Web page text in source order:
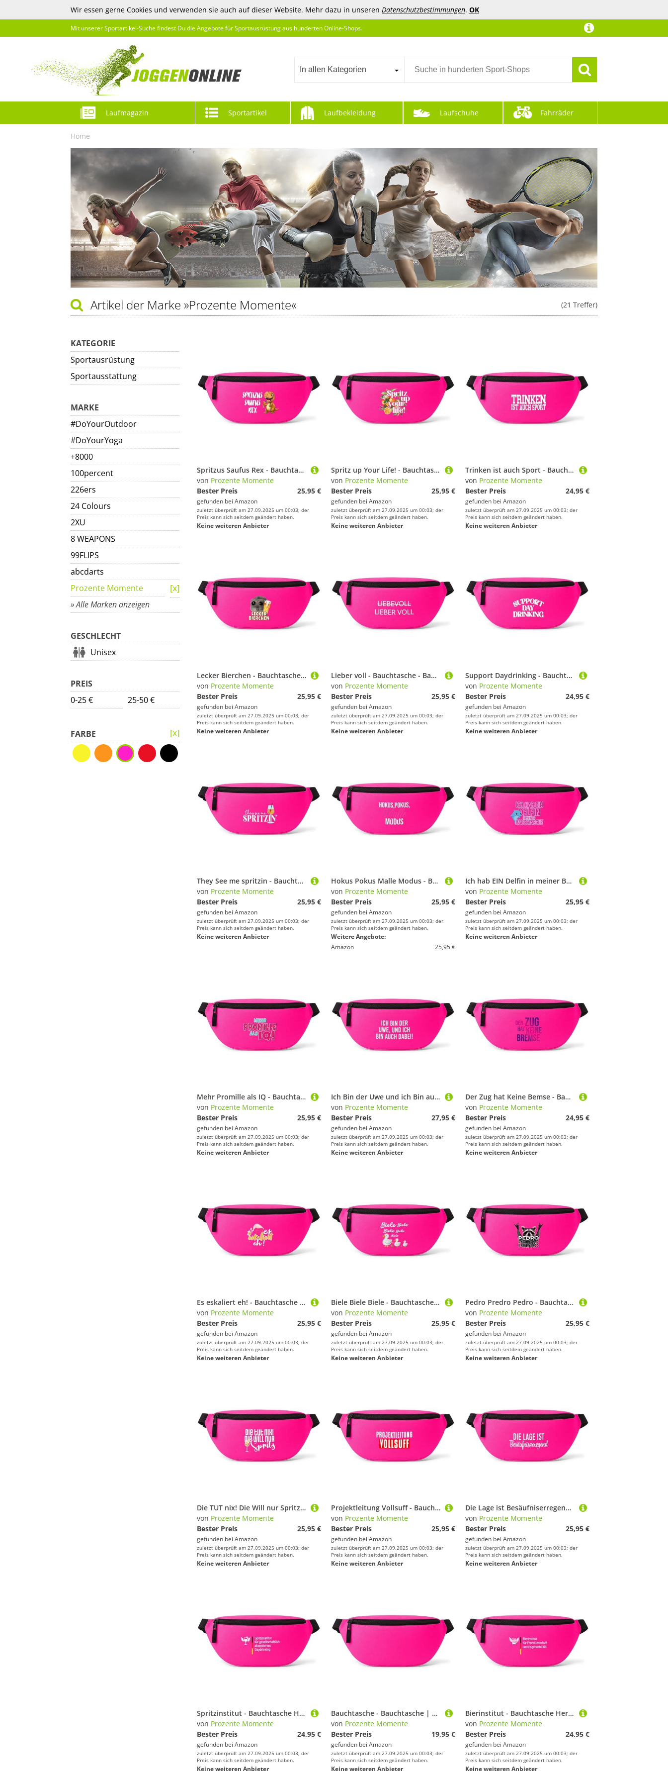
Wir essen gerne Cookies und verwenden sie auch auf dieser Website. Mehr dazu in unseren Datenschutzbestimmungen. OK
Mit unserer Sportartikel-Suche findest Du die Angebote für Sportausrüstung aus hunderten Online-Shops.
In allen Kategorien
Laufmagazin Sportartikel Laufbekleidung Laufschuhe Fahrräder
Home
(21 Treffer)
Artikel der Marke »Prozente Momente«
KATEGORIE
Sportausrüstung
Sportausstattung
MARKE
#DoYourOutdoor
#DoYourYoga
+8000
100percent
226ers
24 Colours
2XU
8 WEAPONS
99FLIPS
abcdarts
Prozente Momente
» Alle Marken anzeigen
GESCHLECHT
Unisex
PREIS
0-25 €
25-50 €
FARBE
Spritzus Saufus Rex - Bauchtasche - Bauchtasche | Malle | Party | Urlaub | lustige Sprüche | Festival | Umhängetasche | Pink
von Prozente Momente
Bester Preis
25,95 €
gefunden bei Amazon
zuletzt überprüft am 27.09.2025 um 00:03; der
Preis kann sich seitdem geändert haben.
Keine weiteren Anbieter
Spritz up Your Life! - Bauchtasche - Bauchtasche | Malle | Party | Urlaub | lustige Sprüche | Festival | Umhängetasche | Pink
von Prozente Momente
Bester Preis
25,95 €
gefunden bei Amazon
zuletzt überprüft am 27.09.2025 um 00:03; der
Preis kann sich seitdem geändert haben.
Keine weiteren Anbieter
Trinken ist auch Sport - Bauchtasche Herren/Damen, Umhängetasche Festival Gadget, Bauchtasche Zubehör, Gürteltasche Herren, perfekt für Malle, Pink
von Prozente Momente
Bester Preis
24,95 €
gefunden bei Amazon
zuletzt überprüft am 27.09.2025 um 00:03; der
Preis kann sich seitdem geändert haben.
Keine weiteren Anbieter
Lecker Bierchen - Bauchtasche - Bauchtasche | Malle | Party | Urlaub | lustige Sprüche | Festival | Umhängetasche | Pink
von Prozente Momente
Bester Preis
25,95 €
gefunden bei Amazon
zuletzt überprüft am 27.09.2025 um 00:03; der
Preis kann sich seitdem geändert haben.
Keine weiteren Anbieter
Lieber voll - Bauchtasche - Bauchtasche | Malle | Party | Urlaub | lustige Sprüche | Festival | Umhängetasche | Pink
von Prozente Momente
Bester Preis
25,95 €
gefunden bei Amazon
zuletzt überprüft am 27.09.2025 um 00:03; der
Preis kann sich seitdem geändert haben.
Keine weiteren Anbieter
Support Daydrinking - Bauchtasche Herren/Damen, Umhängetasche Festival Gadget, Bauchtasche Zubehör, Gürteltasche Herren, perfekt für Malle, Pink
von Prozente Momente
Bester Preis
24,95 €
gefunden bei Amazon
zuletzt überprüft am 27.09.2025 um 00:03; der
Preis kann sich seitdem geändert haben.
Keine weiteren Anbieter
They See me spritzin - Bauchtasche - Bauchtasche | Malle | Party | Urlaub | lustige Sprüche | Festival | Umhängetasche | Pink
von Prozente Momente
Bester Preis
25,95 €
gefunden bei Amazon
zuletzt überprüft am 27.09.2025 um 00:03; der
Preis kann sich seitdem geändert haben.
Keine weiteren Anbieter
Hokus Pokus Malle Modus - Bauchtasche - Bauchtasche | Malle | Party | Urlaub | lustige Sprüche | Festival | Umhängetasche | Pink
von Prozente Momente
Bester Preis
25,95 €
gefunden bei Amazon
zuletzt überprüft am 27.09.2025 um 00:03; der
Preis kann sich seitdem geändert haben.
Weitere Angebote:
Amazon
25,95 €
Ich hab EIN Delfin in meiner Bauchtasche - Bauchtasche | Malle | Party | Urlaub | lustige Sprüche | Festival | Umhängetasche | Pink
von Prozente Momente
Bester Preis
25,95 €
gefunden bei Amazon
zuletzt überprüft am 27.09.2025 um 00:03; der
Preis kann sich seitdem geändert haben.
Keine weiteren Anbieter
Mehr Promille als IQ - Bauchtasche - Bauchtasche | Malle | Party | Urlaub | lustige Sprüche | Festival | Umhängetasche | Pink
von Prozente Momente
Bester Preis
25,95 €
gefunden bei Amazon
zuletzt überprüft am 27.09.2025 um 00:03; der
Preis kann sich seitdem geändert haben.
Keine weiteren Anbieter
Ich Bin der Uwe und ich Bin auch dabei! - Bauchtasche Personalisiert - Bauchtasche | Malle | Party | Urlaub | lustige Sprüche | Festival | Umhängetasche| Pink
von Prozente Momente
Bester Preis
27,95 €
gefunden bei Amazon
zuletzt überprüft am 27.09.2025 um 00:03; der
Preis kann sich seitdem geändert haben.
Keine weiteren Anbieter
Der Zug hat Keine Bemse - Bauchtasche Herren/Damen, Umhängetasche Festival Gadget, Bauchtasche Zubehör, Gürteltasche Herren, perfekt für Malle, Pink
von Prozente Momente
Bester Preis
24,95 €
gefunden bei Amazon
zuletzt überprüft am 27.09.2025 um 00:03; der
Preis kann sich seitdem geändert haben.
Keine weiteren Anbieter
Es eskaliert eh! - Bauchtasche - Bauchtasche | Malle | Party | Urlaub | lustige Sprüche | Festival | Umhängetasche | Pink
von Prozente Momente
Bester Preis
25,95 €
gefunden bei Amazon
zuletzt überprüft am 27.09.2025 um 00:03; der
Preis kann sich seitdem geändert haben.
Keine weiteren Anbieter
Biele Biele Biele - Bauchtasche - Bauchtasche | Malle | Party | Urlaub | lustige Sprüche | Festival | Umhängetasche | Pink
von Prozente Momente
Bester Preis
25,95 €
gefunden bei Amazon
zuletzt überprüft am 27.09.2025 um 00:03; der
Preis kann sich seitdem geändert haben.
Keine weiteren Anbieter
Pedro Predro Pedro - Bauchtasche - Bauchtasche | Malle | Party | Urlaub | lustige Sprüche | Festival | Umhängetasche | Pink
von Prozente Momente
Bester Preis
25,95 €
gefunden bei Amazon
zuletzt überprüft am 27.09.2025 um 00:03; der
Preis kann sich seitdem geändert haben.
Keine weiteren Anbieter
Die TUT nix! Die Will nur Spritz - Bauchtasche - Bauchtasche | Malle | Party | Urlaub | lustige Sprüche | Festival | Umhängetasche | Pink
von Prozente Momente
Bester Preis
25,95 €
gefunden bei Amazon
zuletzt überprüft am 27.09.2025 um 00:03; der
Preis kann sich seitdem geändert haben.
Keine weiteren Anbieter
Projektleitung Vollsuff - Bauchtasche - Bauchtasche | Malle | Party | Urlaub | lustige Sprüche | Festival | Umhängetasche | Pink
von Prozente Momente
Bester Preis
25,95 €
gefunden bei Amazon
zuletzt überprüft am 27.09.2025 um 00:03; der
Preis kann sich seitdem geändert haben.
Keine weiteren Anbieter
Die Lage ist Besäufniserregend - Bauchtasche - Bauchtasche | Malle | Party | Urlaub | lustige Sprüche | Festival | Umhängetasche | Pink
von Prozente Momente
Bester Preis
25,95 €
gefunden bei Amazon
zuletzt überprüft am 27.09.2025 um 00:03; der
Preis kann sich seitdem geändert haben.
Keine weiteren Anbieter
Spritzinstitut - Bauchtasche Herren/Damen, Umhängetasche Festival Gadget, Bauchtasche Zubehör, Gürteltasche Herren, perfekt für Malle, Pink
von Prozente Momente
Bester Preis
24,95 €
gefunden bei Amazon
zuletzt überprüft am 27.09.2025 um 00:03; der
Preis kann sich seitdem geändert haben.
Keine weiteren Anbieter
Bauchtasche - Bauchtasche | Malle | Party | Urlaub | lustige Sprüche | Festival | Umhängetasche | Pink
von Prozente Momente
Bester Preis
19,95 €
gefunden bei Amazon
zuletzt überprüft am 27.09.2025 um 00:03; der
Preis kann sich seitdem geändert haben.
Keine weiteren Anbieter
Bierinstitut - Bauchtasche Herren/Damen, Umhängetasche Festival Gadget, Bauchtasche Zubehör, Gürteltasche Herren, perfekt für Malle, Pink
von Prozente Momente
Bester Preis
24,95 €
gefunden bei Amazon
zuletzt überprüft am 27.09.2025 um 00:03; der
Preis kann sich seitdem geändert haben.
Keine weiteren Anbieter